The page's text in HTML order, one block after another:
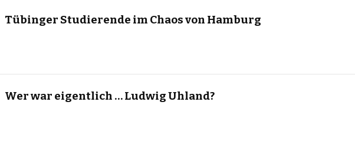
Tübinger Studierende im Chaos von Hamburg
Wer war eigentlich … Ludwig Uhland?